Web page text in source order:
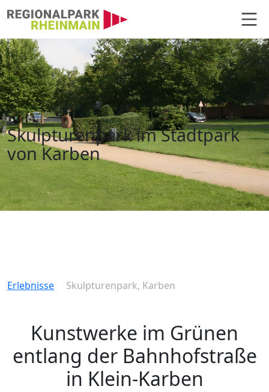
Skulpturenpark, Karben °
Hauptnavigation
Skulpturenpark im Stadtpark
von Karben
Erlebnisse Skulpturenpark, Karben
Kunstwerke im Grünen
entlang der Bahnhofstraße
in Klein-Karben